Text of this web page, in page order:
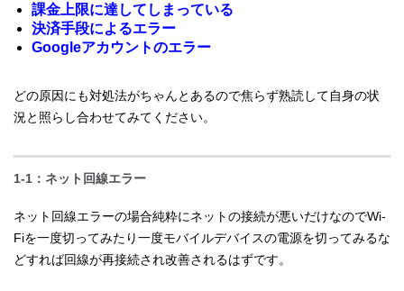
課金上限に達してしまっている
決済手段によるエラー
Googleアカウントのエラー
どの原因にも対処法がちゃんとあるので焦らず熟読して自身の状
況と照らし合わせてみてください。
1-1：ネット回線エラー
ネット回線エラーの場合純粋にネットの接続が悪いだけなのでWi-
Fiを一度切ってみたり一度モバイルデバイスの電源を切ってみるな
どすれば回線が再接続され改善されるはずです。